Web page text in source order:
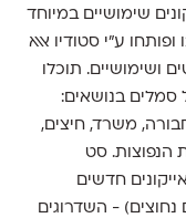
300+ אייקונים שימושיים במיוחד
ע"י סטודיו אאא
ושימושיים. תוכלו
בנושאים:
משרד, חיצים,
הנפוצות. סט
חדשים
נחוצים) - השדרוגים